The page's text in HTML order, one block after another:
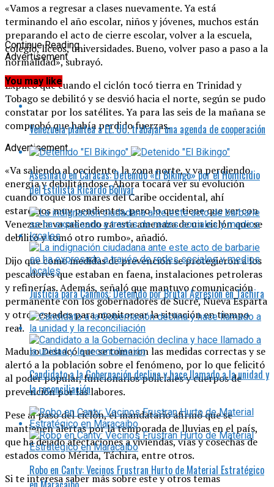
«Vamos a regresar a clases nuevamente. Ya está
terminando el año escolar, niños y jóvenes, muchos están
preparando el acto de cierre escolar, volver a la escuela,
colegio, liceos, universidades. Bueno, volver paso a paso a la
normalidad», subrayó.
Explicó que cuando el ciclón tocó tierra en Trinidad y
Tobago se debilitó y se desvió hacia el norte, según se pudo
constatar por los satélites. Ya para las seis de la mañana se
comprobó que había perdido fuerzas.
Advertisement
«Va saliendo al occidente, la zona norte, y va perdiendo
energía y debilitándose. Ahora tocará ver su evolución
cuando toque los mares del Caribe occidental, ahí
estaremos muy pendientes, pero lo que tiene que ver con
Venezuela va saliendo ya esta amenaza de un ciclón que se
debilitó y tomó otro rumbo», añadió.
Dijo que como medidas de prevención se protegieron a los
pescadores que estaban en faena, instalaciones petroleras
y refinerías. Además, señaló que mantuvo comunicación
permanente con los gobernadores de Sucre, Nueva Esparta
y otros estados para monitorear la situación en tiempo
real.
Maduro Destacó que se tomaron las medidas correctas y se
alertó a la población sobre el fenómeno, por lo que felicitó
al poder popular, funcionarios policiales y cuerpos de
prevención por las labores.
Pese al paso del ciclón, el mandatario afirmó que se
mantienen alertas por la temporada de lluvias en el país,
que ha dejado afectaciones a viviendas, vías y cosechas de
estados como Mérida, Táchira, entre otros.
Si te interesa saber más sobre este y otros temas
Continue Reading
Advertisement
You may like
Venezuela plantea a EE. UU. trabajar una agenda de cooperación
Asesinato en Caracas: Detenido «El Bikingo» por el Homicidio
del Estilista Ricardo Bolívar
Justicia para Caninos: Detenido por Brutal Agresión en Táchira
Candidato a la Gobernación declina y hace llamado a la unidad y
la reconciliación
Robo en Cantv: Vecinos Frustran Hurto de Material Estratégico